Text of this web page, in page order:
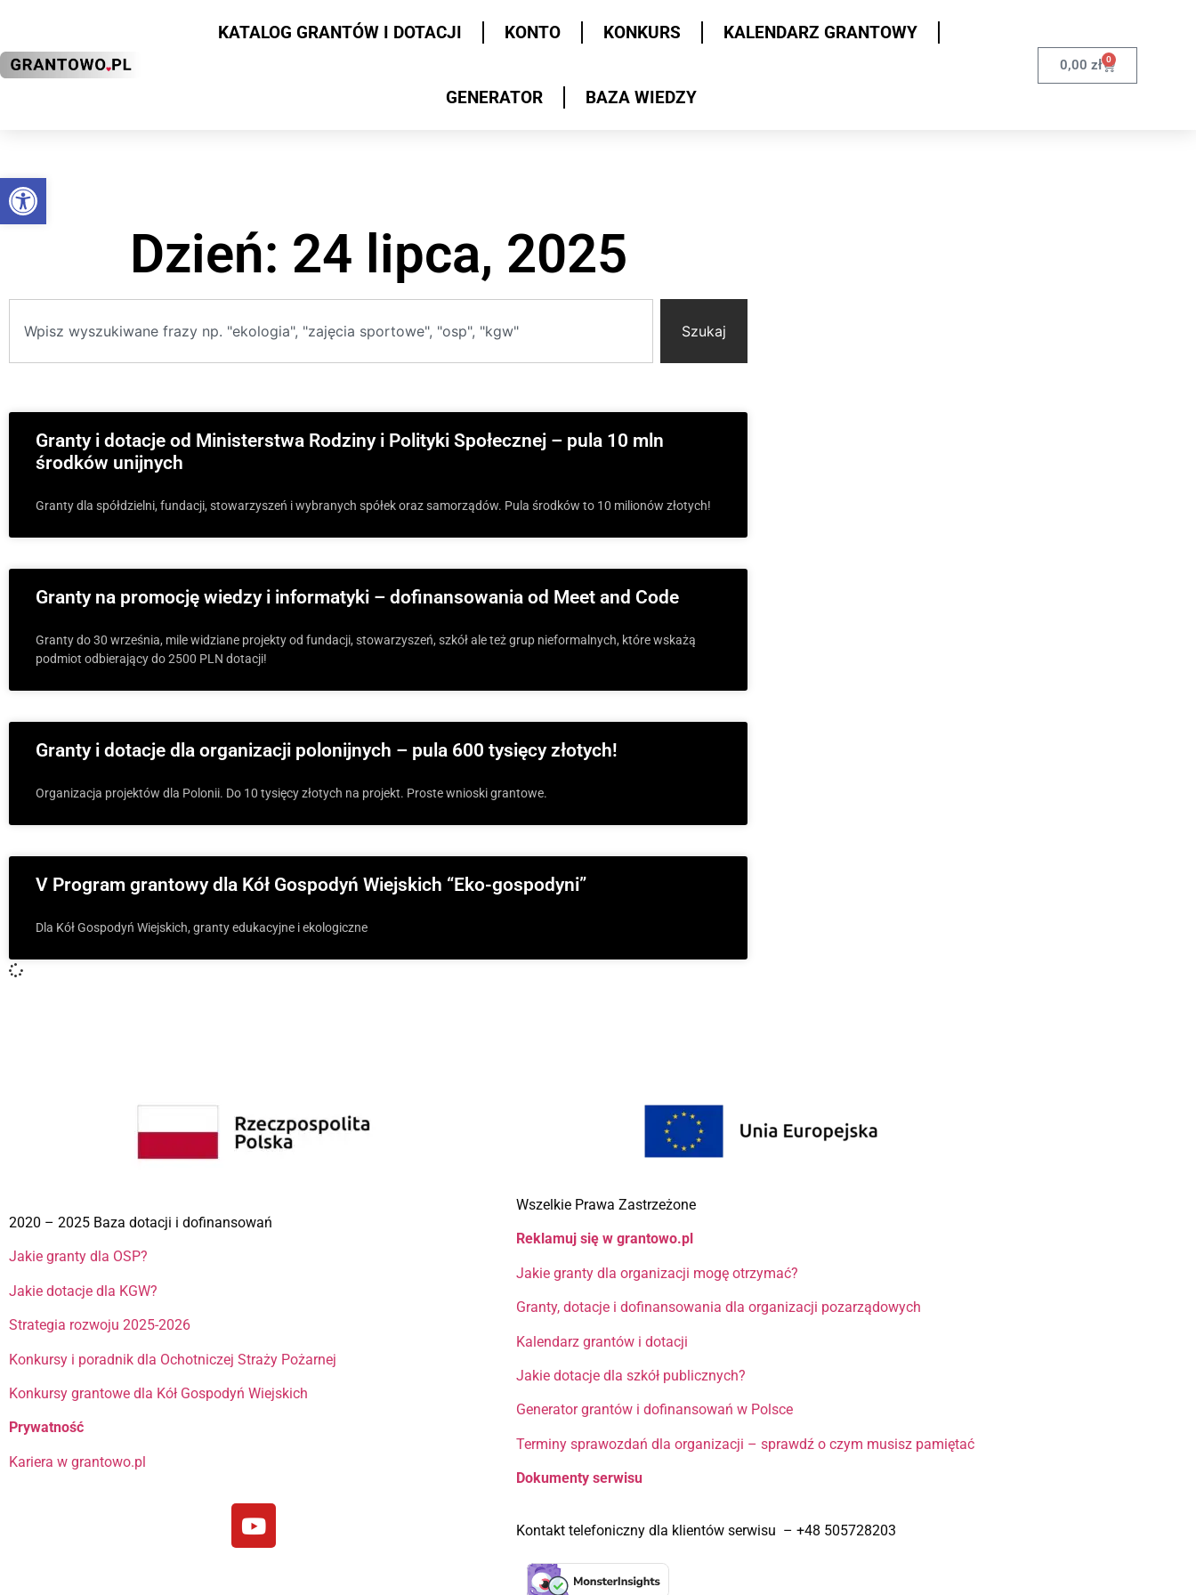
Otwórz pasek narzędzi
KATALOG GRANTÓW I DOTACJI KONTO KONKURS KALENDARZ GRANTOWY
GENERATOR BAZA WIEDZY
0,00zł 0
Dzień: 24 lipca, 2025
Szukaj
Granty i dotacje od Ministerstwa Rodziny i Polityki Społecznej – pula 10 mln
środków unijnych
Granty dla spółdzielni, fundacji, stowarzyszeń i wybranych spółek oraz samorządów. Pula środków to 10 milionów złotych!
Granty na promocję wiedzy i informatyki – dofinansowania od Meet and Code
Granty do 30 września, mile widziane projekty od fundacji, stowarzyszeń, szkół ale też grup nieformalnych, które wskażą
podmiot odbierający do 2500 PLN dotacji!
Granty i dotacje dla organizacji polonijnych – pula 600 tysięcy złotych!
Organizacja projektów dla Polonii. Do 10 tysięcy złotych na projekt. Proste wnioski grantowe.
V Program grantowy dla Kół Gospodyń Wiejskich “Eko-gospodyni”
Dla Kół Gospodyń Wiejskich, granty edukacyjne i ekologiczne
2020 – 2025 Baza dotacji i dofinansowań
Jakie granty dla OSP?
Jakie dotacje dla KGW?
Strategia rozwoju 2025-2026
Konkursy i poradnik dla Ochotniczej Straży Pożarnej
Konkursy grantowe dla Kół Gospodyń Wiejskich
Prywatność
Kariera w grantowo.pl
Wszelkie Prawa Zastrzeżone
Reklamuj się w grantowo.pl
Jakie granty dla organizacji mogę otrzymać?
Granty, dotacje i dofinansowania dla organizacji pozarządowych
Kalendarz grantów i dotacji
Jakie dotacje dla szkół publicznych?
Generator grantów i dofinansowań w Polsce
Terminy sprawozdań dla organizacji – sprawdź o czym musisz pamiętać
Dokumenty serwisu
Kontakt telefoniczny dla klientów serwisu – +48 505728203